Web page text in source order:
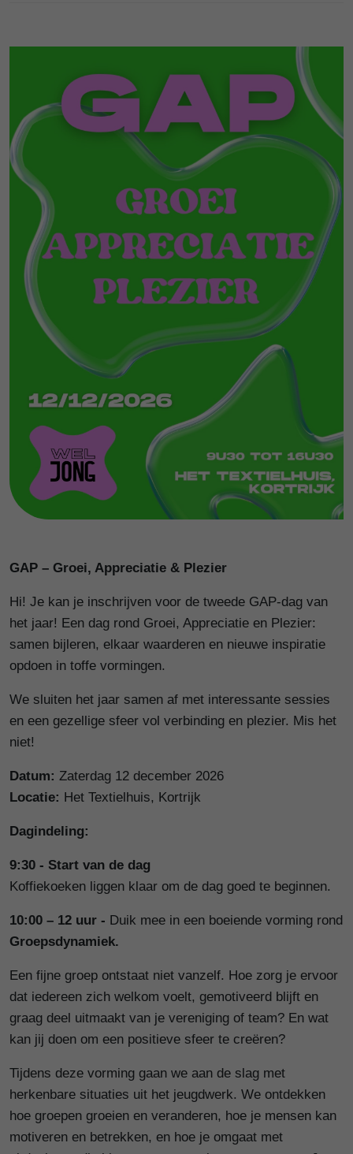
GAP – Groei, Appreciatie & Plezier
Hi! Je kan je inschrijven voor de tweede GAP-dag van
het jaar! Een dag rond Groei, Appreciatie en Plezier:
samen bijleren, elkaar waarderen en nieuwe inspiratie
opdoen in toffe vormingen.
We sluiten het jaar samen af met interessante sessies
en een gezellige sfeer vol verbinding en plezier. Mis het
niet!
Datum: Zaterdag 12 december 2026
Locatie: Het Textielhuis, Kortrijk
Dagindeling:
9:30 - Start van de dag
Koffiekoeken liggen klaar om de dag goed te beginnen.
10:00 – 12 uur - Duik mee in een boeiende vorming rond
Groepsdynamiek.
Een fijne groep ontstaat niet vanzelf. Hoe zorg je ervoor
dat iedereen zich welkom voelt, gemotiveerd blijft en
graag deel uitmaakt van je vereniging of team? En wat
kan jij doen om een positieve sfeer te creëren?
Tijdens deze vorming gaan we aan de slag met
herkenbare situaties uit het jeugdwerk. We ontdekken
hoe groepen groeien en veranderen, hoe je mensen kan
motiveren en betrekken, en hoe je omgaat met